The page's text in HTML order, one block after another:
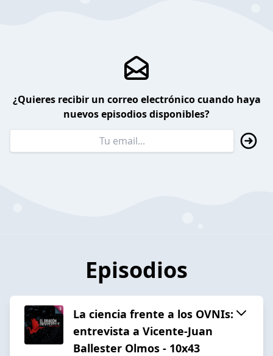
¿Quieres recibir un correo electrónico cuando haya
nuevos episodios disponibles?
Episodios
La ciencia frente a los OVNIs:
entrevista a Vicente-Juan
Ballester Olmos - 10x43